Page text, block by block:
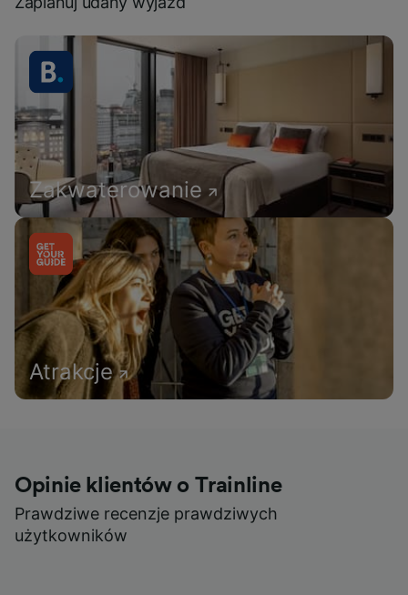
Zakwaterowanie
Atrakcje
Opinie klientów o Trainline
Prawdziwe recenzje prawdziwych
użytkowników